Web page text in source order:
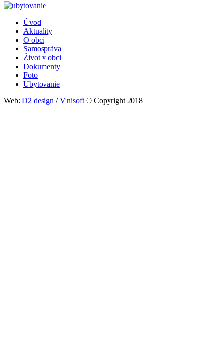
Päta
Úvod
Aktuality
O obci
Samospráva
Život v obci
Dokumenty
Foto
Ubytovanie
Web: D2 design /Vinisoft © Copyright 2018